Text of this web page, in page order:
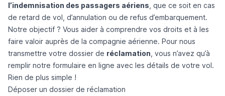
l’indemnisation des passagers aériens , que ce soit en cas
de retard de vol, d’annulation ou de refus d’embarquement.
Notre objectif ? Vous aider à comprendre vos droits et à les
faire valoir auprès de la compagnie aérienne. Pour nous
transmettre votre dossier de réclamation , vous n’avez qu’à
remplir notre formulaire en ligne avec les détails de votre vol.
Rien de plus simple !
Déposer un dossier de réclamation